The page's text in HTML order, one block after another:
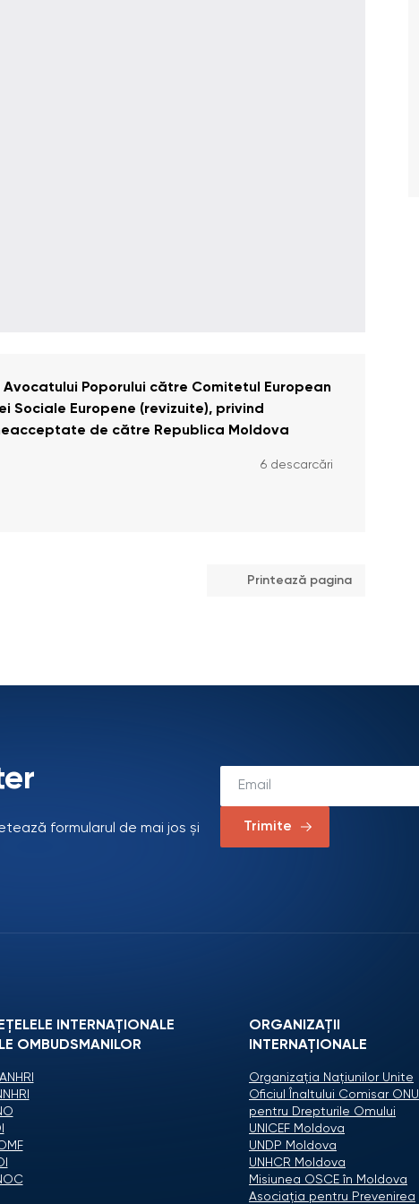
Poporului către Comitetul European
Sociale Europene (revizuite), privind
de către Republica Moldova
6 descarcări
Printează pagina
formularul de mai jos și
Trimite
INTERNAȚIONALE
OMBUDSMANILOR
ORGANIZAŢII
INTERNAŢIONALE
Organizaţia Naţiunilor Unite
Oficiul Înaltului Comisar ONU
pentru Drepturile Omului
UNICEF Moldova
UNDP Moldova
UNHCR Moldova
Misiunea OSCE în Moldova
Asociaţia pentru Prevenirea